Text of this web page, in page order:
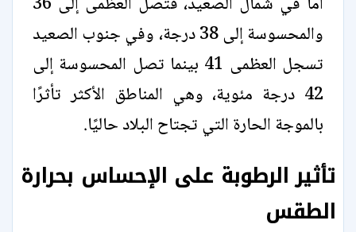
والمحسوسة إلى 38 درجة، وفي جنوب الصعيد
تسجل العظمى 41 بينما تصل المحسوسة إلى
42 درجة مئوية، وهي المناطق الأكثر تأثرًا
بالموجة الحارة التي تجتاح البلاد حاليًا.
تأثير الرطوبة على الإحساس بحرارة
الطقس